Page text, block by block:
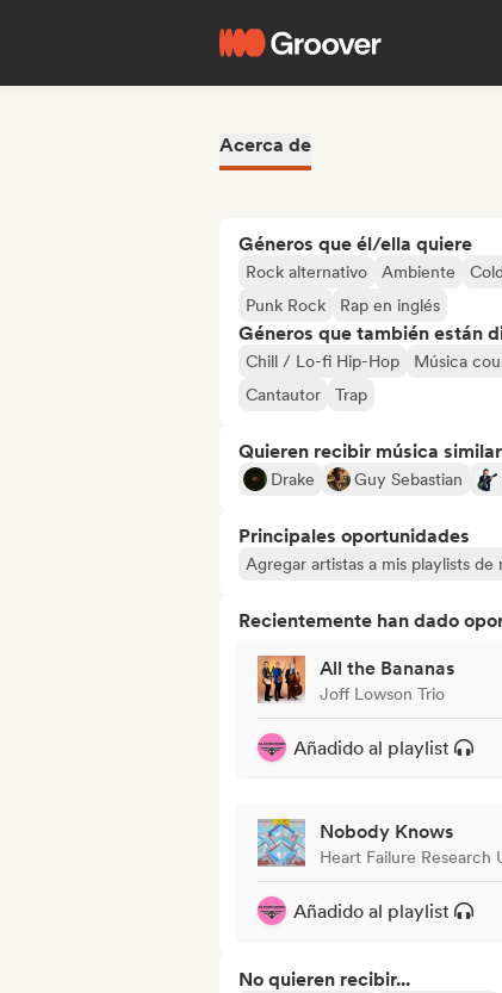
Acerca de
Géneros que él/ella quiere
Rock alternativo Ambiente
Punk Rock
Rap en inglés
Géneros que también están
Chill / Lo-fi Hip-Hop Música
Cantautor
Trap
Quieren recibir música
Drake Guy Sebastian
Principales oportunidades
Agregar artistas a mis playlists
Recientemente han dado
All the Bananas
Joff Lowson Trio
Añadido al playlist
Nobody Knows
Heart Failure Research
Añadido al playlist
No quieren recibir...